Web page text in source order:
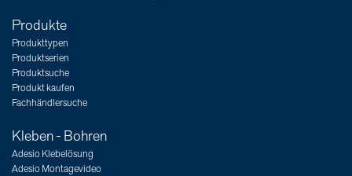
Produkte
Produkttypen
Produktserien
Produktsuche
Produkt kaufen
Fachhändlersuche
Kleben - Bohren
Adesio Klebelösung
Adesio Montagevideo